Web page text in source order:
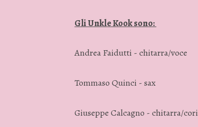
Gli Unkle Kook sono:
Andrea Faidutti - chitarra/voce
Tommaso Quinci - sax
Giuseppe Calcagno - chitarra/cori